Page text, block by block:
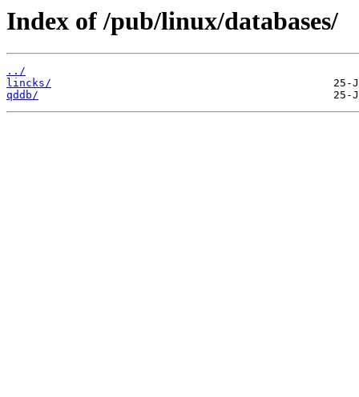
Index of /pub/linux/databases/
../
lincks/
qddb/